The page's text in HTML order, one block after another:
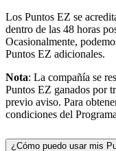
Los Puntos EZ se
dentro de las 48 horas
Ocasionalmente,
Puntos EZ adicionales.
Nota: La compañía se
Puntos EZ ganados por
previo aviso. Para
condiciones del
¿Cómo puedo usar mis